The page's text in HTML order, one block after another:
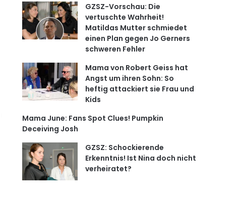
GZSZ-Vorschau: Die
vertuschte Wahrheit!
Matildas Mutter schmiedet
einen Plan gegen Jo Gerners
schweren Fehler
Mama von Robert Geiss hat
Angst um ihren Sohn: So
heftig attackiert sie Frau und
Kids
Mama June: Fans Spot Clues! Pumpkin
Deceiving Josh
GZSZ: Schockierende
Erkenntnis! Ist Nina doch nicht
verheiratet?